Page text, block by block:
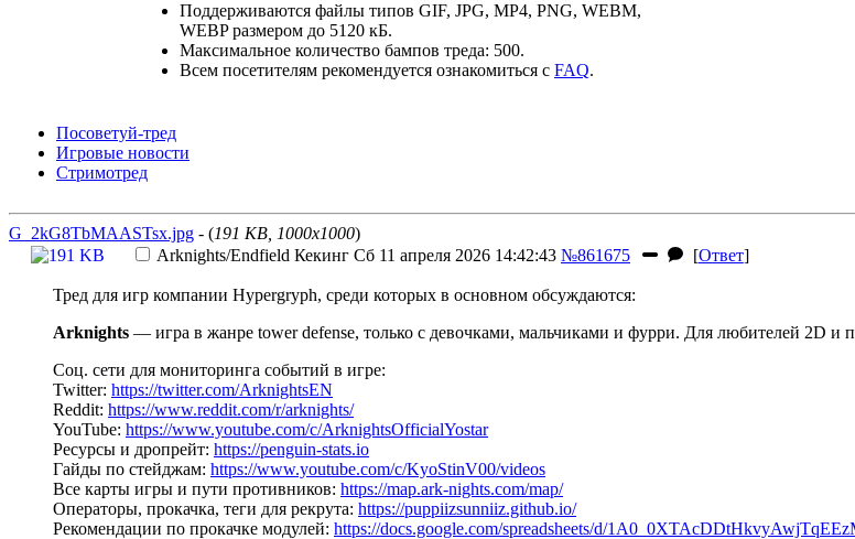
Поддерживаются файлы типов GIF, JPG, MP4, PNG, WEBM,
WEBP размером до 5120 кБ.
Максимальное количество бампов треда: 500.
Всем посетителям рекомендуется ознакомиться с FAQ.
Посоветуй-тред
Игровые новости
Стримотред
G_2kG8TbMAASTsx.jpg - (191 KB, 1000x1000)
Arknights/Endfield Кекинг Сб 11 апреля 2026 14:42:43 №861675 [Ответ]
Тред для игр компании Hypergryph, среди которых в основном обсуждаются:
Arknights — игра в жанре tower defense, только с девочками, мальчиками и фурри. Для любителей 2D и
Соц. сети для мониторинга событий в игре:
Twitter: https://twitter.com/ArknightsEN
Reddit: https://www.reddit.com/r/arknights/
YouTube: https://www.youtube.com/c/ArknightsOfficialYostar
Ресурсы и дропрейт: https://penguin-stats.io
Гайды по стейджам: https://www.youtube.com/c/KyoStinV00/videos
Все карты игры и пути противников: https://map.ark-nights.com/map/
Операторы, прокачка, теги для рекрута: https://puppiizsunniiz.github.io/
Рекомендации по прокачке модулей: https://docs.google.com/spreadsheets/d/